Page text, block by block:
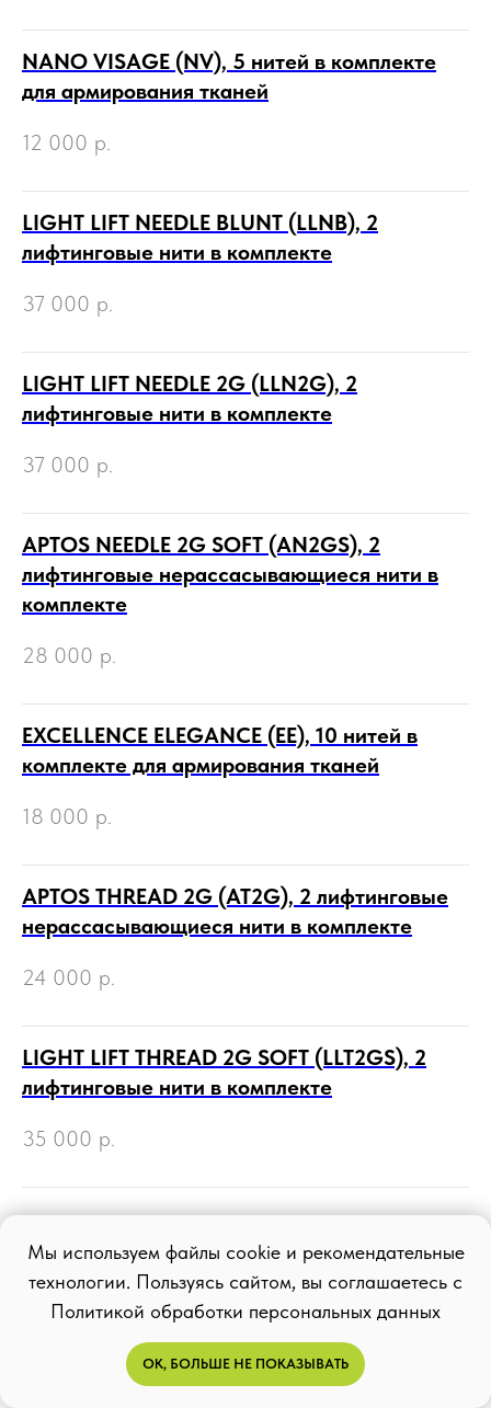
NANO VISAGE (NV), 5 нитей в комплекте
для армирования тканей
12 000 р.
LIGHT LIFT NEEDLE BLUNT (LLNB), 2
лифтинговые нити в комплекте
37 000 р.
LIGHT LIFT NEEDLE 2G (LLN2G), 2
лифтинговые нити в комплекте
37 000 р.
APTOS NEEDLE 2G SOFT (AN2GS), 2
лифтинговые нерассасывающиеся нити в
комплекте
28 000 р.
EXCELLENCE ELEGANCE (EE), 10 нитей в
комплекте для армирования тканей
18 000 р.
APTOS THREAD 2G (AT2G), 2 лифтинговые
нерассасывающиеся нити в комплекте
24 000 р.
LIGHT LIFT THREAD 2G SOFT (LLT2GS), 2
лифтинговые нити в комплекте
35 000 р.
Мы используем файлы cookie и рекомендательные
технологии. Пользуясь сайтом, вы соглашаетесь с
Политикой обработки персональных данных
ОК, БОЛЬШЕ НЕ ПОКАЗЫВАТЬ